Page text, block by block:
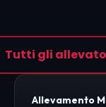
Tutti gli
Allevamento